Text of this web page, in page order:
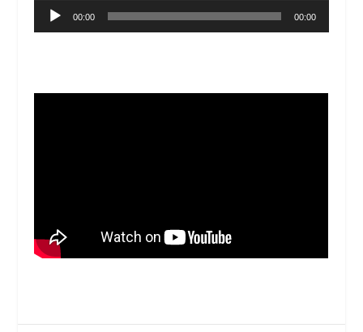
Reproductor
00:00 00:00